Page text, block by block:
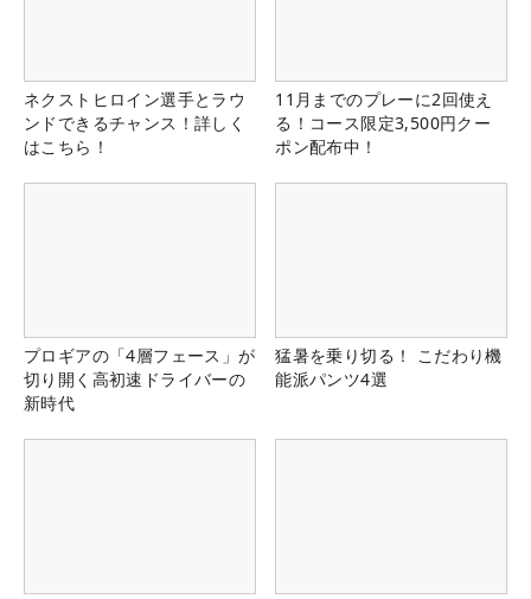
ネクストヒロイン選手とラウ
ンドできるチャンス！詳しく
はこちら！
11月までのプレーに2回使え
る！コース限定3,500円クー
ポン配布中！
プロギアの「4層フェース」が
切り開く高初速ドライバーの
新時代
猛暑を乗り切る！ こだわり機
能派パンツ4選